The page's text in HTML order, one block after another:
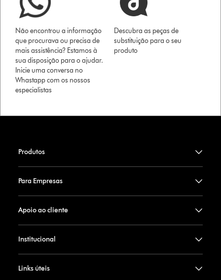
Não encontrou a informação
que procurava ou precisa de
mais assistência? Estamos à
sua disposição para o ajudar.
Inicie uma conversa no
Whastapp com os nossos
especialistas
Descubra as peças de
substituição para o seu
produto
Produtos
Para Empresas
Apoio ao cliente
Institucional
Links úteis